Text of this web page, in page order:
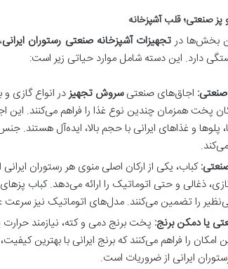
صنعتی؛ قلب آشپزخانه
بخش‌ها درتجهیزات آشپزخانه صنعتی رستوران ایرانی
دارد. این دسته شامل موارد حیاتی زیر است:
صنعتی: اجاق‌های صنعتیسروش تجهیزدر انواع گازی
پخت همزمان چندین نوع غذا را فراهم می‌کنند. این
و غذاهای ایرانی با حجم بالا، ایده‌آل هستند.
کباب، یکی از ارکان اصلی منوی هر رستوران
ذغالی و حتی اتوماتیک را ارائه می‌دهد. کباب
را تضمین می‌کنند. مدل‌های اتوماتیک نیز
یا دمکن برنج: پخت برنج دمی و کته، نیازمند
امکان را فراهم می‌کنند که برنج ایرانی با بهترین
ایرانی از ضروریات است.